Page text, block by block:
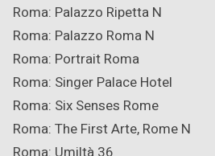
Roma: Palazzo Ripetta N
Roma: Palazzo Roma N
Roma: Portrait Roma
Roma: Singer Palace Hotel
Roma: Six Senses Rome
Roma: The First Arte, Rome N